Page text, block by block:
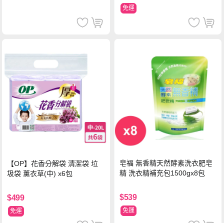
免運
【OP】花香分解袋 清潔袋 垃
圾袋 薰衣草(中) x6包
$499
免運
皂福 無香精天然酵素洗衣肥皂
精 洗衣精補充包1500gx8包
$539
免運